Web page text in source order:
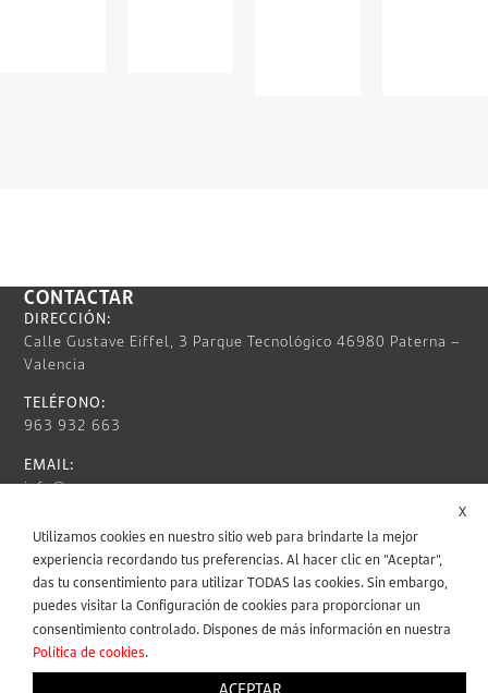
CONTACTAR
DIRECCIÓN:
Calle Gustave Eiffel, 3 Parque Tecnológico 46980 Paterna –
Valencia
TELÉFONO:
963 932 663
EMAIL:
info@nunsys.com
Lun – Vie / 9:00 AM – 6:00 PM
INFORMACIÓN LEGAL
SÍGUENOS
X
Utilizamos cookies en nuestro sitio web para brindarte la mejor
experiencia recordando tus preferencias. Al hacer clic en "Aceptar",
das tu consentimiento para utilizar TODAS las cookies. Sin embargo,
puedes visitar la Configuración de cookies para proporcionar un
consentimiento controlado. Dispones de más información en nuestra
Política de cookies.